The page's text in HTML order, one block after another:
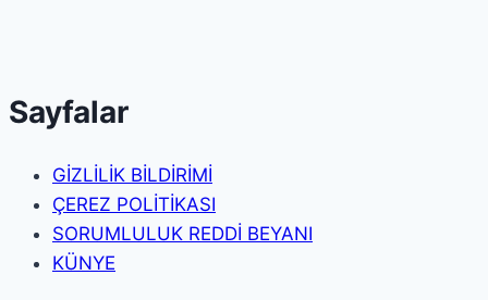
Sayfalar
GİZLİLİK BİLDİRİMİ
ÇEREZ POLİTİKASI
SORUMLULUK REDDİ BEYANI
KÜNYE